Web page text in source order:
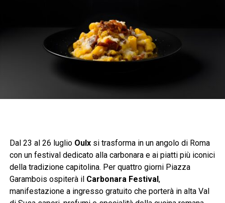
Dal 23 al 26 luglio Oulxsi trasforma in un angolo di Roma
con un festival dedicato alla carbonara e ai piatti più iconici
della tradizione capitolina. Per quattro giorni Piazza
Garambois ospiterà il Carbonara Festival,
manifestazione a ingresso gratuito che porterà in alta Val